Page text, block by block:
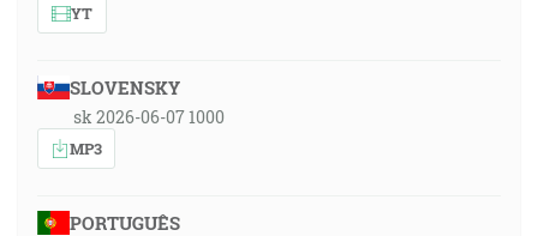
YT
SLOVENSKY
sk 2026-06-07 1000
MP3
PORTUGUÊS